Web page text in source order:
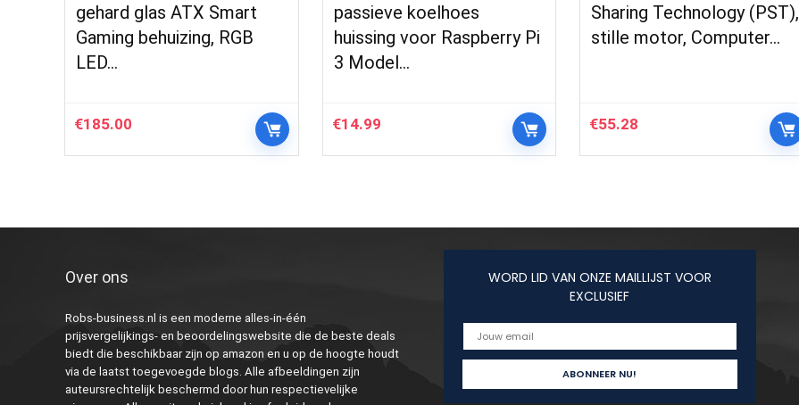
gehard glas ATX Smart
Gaming behuizing, RGB
LED…
€185.00
passieve koelhoes
huissing voor Raspberry Pi
3 Model…
€14.99
Sharing Technology (PST),
stille motor, Computer…
€55.28
Over ons
Robs-business.nl is een moderne alles-in-één
prijsvergelijkings- en beoordelingswebsite die de beste deals
biedt die beschikbaar zijn op amazon en u op de hoogte houdt
via de laatst toegevoegde blogs. Alle afbeeldingen zijn
auteursrechtelijk beschermd door hun respectievelijke
WORD LID VAN ONZE MAILLIJST VOOR
EXCLUSIEF